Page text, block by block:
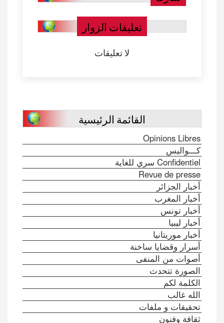
تعليقات الزوار
لا تعليقات
القائمة الرئيسية
Opinions Libres
كـــواليس
Confidentiel سري للغاية
Revue de presse
أخبار الجزائر
أخبار المغرب
أخبار تونس
أخبار ليبيا
أخبار موريتانيا
أسرار وقضايا ساخنة
أصوات من المنفى
الصورة تتحدث
الكلمة لكم
الله غالب
تحقيقات و ملفات
ثقافة وفنون